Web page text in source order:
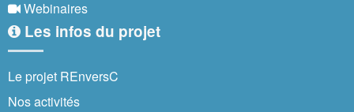
Webinaires
Les infos du projet
Le projet REnversC
Nos activités